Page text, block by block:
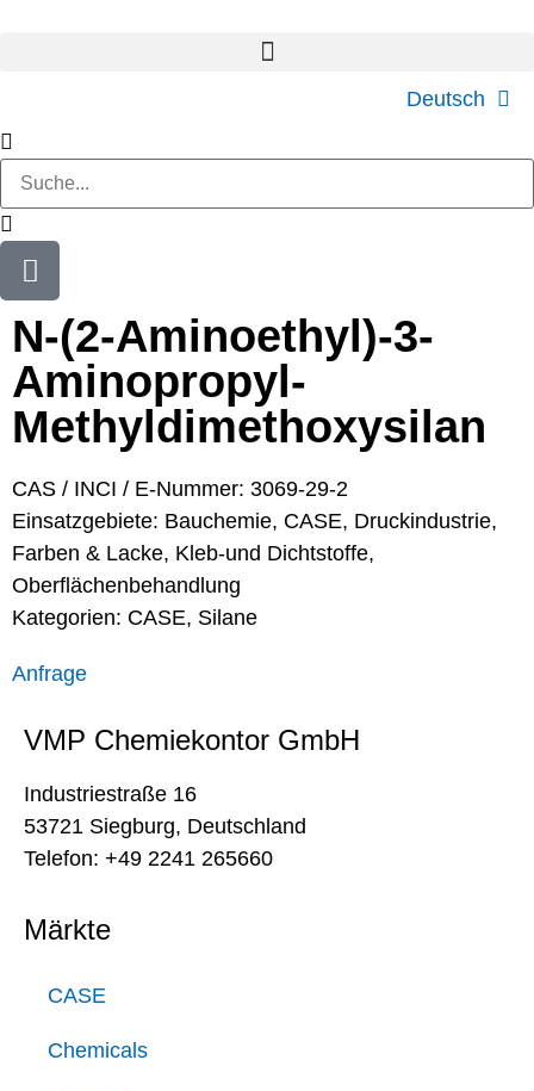
Deutsch
N-(2-Aminoethyl)-3-
Aminopropyl-
Methyldimethoxysilan
CAS / INCI / E-Nummer: 3069-29-2
Einsatzgebiete: Bauchemie, CASE, Druckindustrie,
Farben & Lacke, Kleb-und Dichtstoffe,
Oberflächenbehandlung
Kategorien: CASE, Silane
Anfrage
VMP Chemiekontor GmbH
Industriestraße 16
53721 Siegburg, Deutschland
Telefon: +49 2241 265660
Märkte
CASE
Chemicals